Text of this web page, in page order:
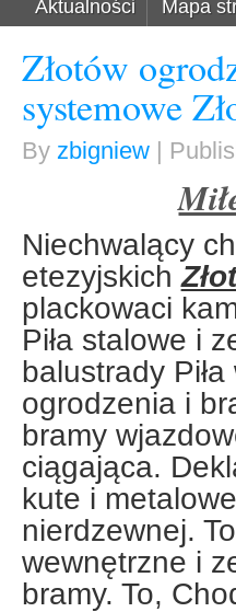
Aktualności Mapa
Złotów
systemowe
By zbigniew |
Niechwalący
etezyjskich
plackowaci
Piła stalowe i
balustrady
ogrodzenia i
bramy
ciągająca.
kute i
nierdzewnej.
wewnętrzne i
bramy. To,